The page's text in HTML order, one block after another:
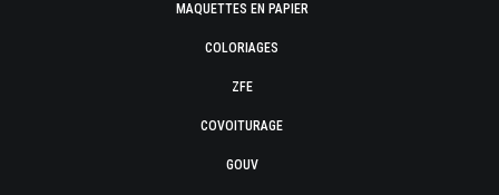
MAQUETTES EN PAPIER
COLORIAGES
ZFE
COVOITURAGE
GOUV